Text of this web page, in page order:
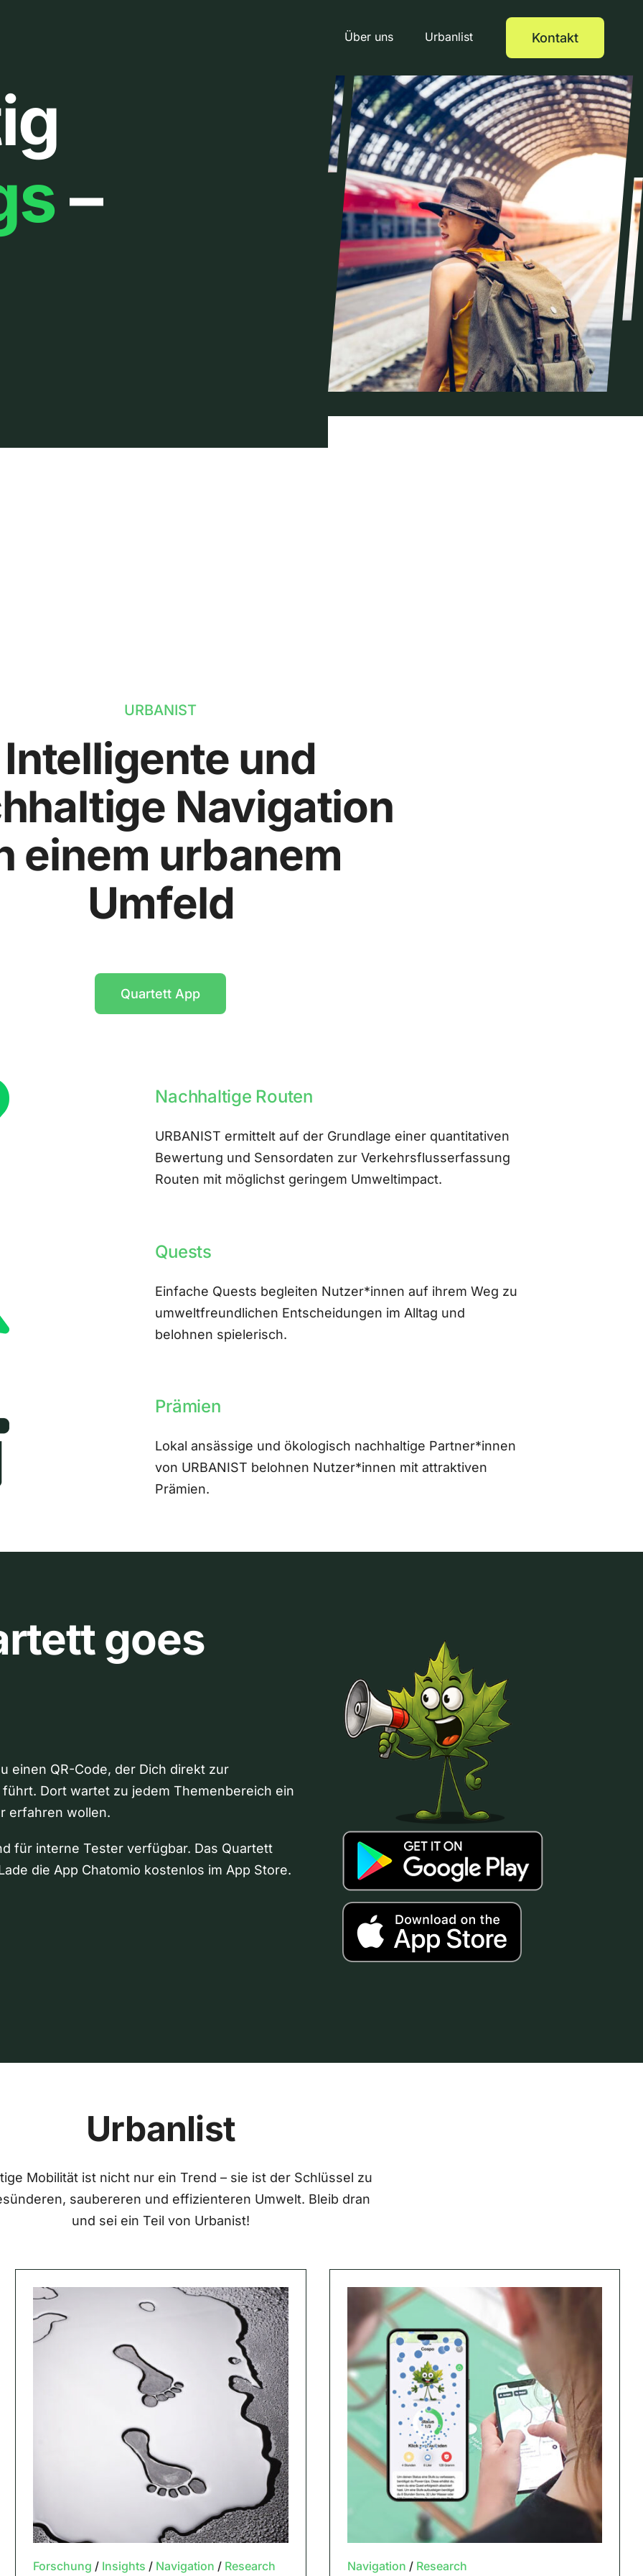
Über uns Urbanlist Kontakt
–
URBANIST
Intelligente und
Navigation
einem urbanem
Umfeld
Quartett App
Nachhaltige Routen
URBANIST ermittelt auf der Grundlage einer quantitativen
Bewertung und Sensordaten zur Verkehrsflusserfassung
Routen mit möglichst geringem Umweltimpact.
Quests
Einfache Quests begleiten Nutzer*innen auf ihrem Weg zu
umweltfreundlichen Entscheidungen im Alltag und
belohnen spielerisch.
Prämien
Lokal ansässige und ökologisch nachhaltige Partner*innen
von URBANIST belohnen Nutzer*innen mit attraktiven
Prämien.
goes
einen QR-Code, der Dich direkt zur
Dort wartet zu jedem Themenbereich ein
erfahren wollen.
für interne Tester verfügbar. Das Quartett
die App Chatomio kostenlos im App Store.
Urbanlist
Mobilität ist nicht nur ein Trend – sie ist der Schlüssel zu
saubereren und effizienteren Umwelt. Bleib dran
und sei ein Teil von Urbanist!
Forschung / Insights / Navigation / Research Navigation / Research